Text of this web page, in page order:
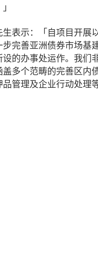
表示：「自项目开展
完善亚洲债券市场基
的办事处运作。我们
多个范畴的完善区内
管理及企业行动处理